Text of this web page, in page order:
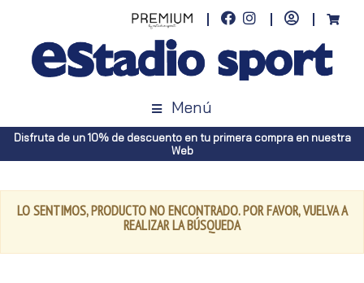
Menú
Disfruta de un 10% de descuento en tu primera compra en nuestra
Web
LO SENTIMOS, PRODUCTO NO ENCONTRADO. POR FAVOR, VUELVA A
REALIZAR LA BÚSQUEDA